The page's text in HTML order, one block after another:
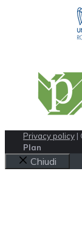
Privacy policy |
Plan
Chiudi